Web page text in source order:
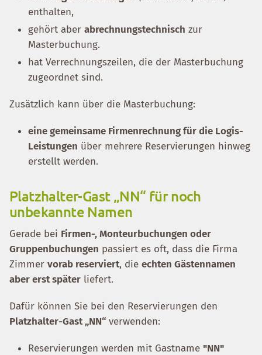
enthalten,
gehört aber abrechnungstechnisch zur
Masterbuchung.
hat Verrechnungszeilen, die der Masterbuchung
zugeordnet sind.
Zusätzlich kann über die Masterbuchung:
eine gemeinsame Firmenrechnung für die Logis-
Leistungen über mehrere Reservierungen hinweg
erstellt werden.
Platzhalter-Gast „NN“ für noch
unbekannte Namen
Gerade bei Firmen-, Monteurbuchungen oder
Gruppenbuchungen passiert es oft, dass die Firma
Zimmer vorab reserviert, die echten Gästennamen
aber erst später liefert.
Dafür können Sie bei den Reservierungen den
Platzhalter-Gast „NN“ verwenden:
Reservierungen werden mit Gastname "NN"